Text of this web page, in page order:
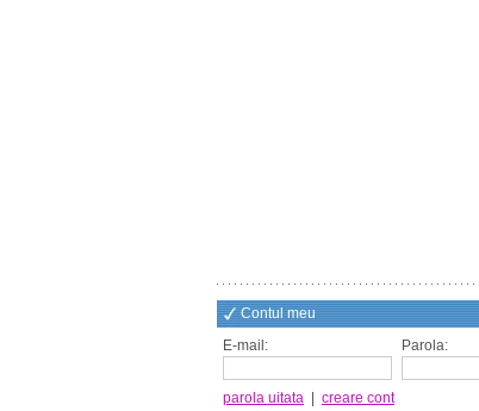
Contul meu
E-mail:
Parola:
parola uitata creare cont